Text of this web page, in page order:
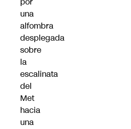
una
alfombra
desplegada
sobre
la
escalinata
del
Met
hacia
una